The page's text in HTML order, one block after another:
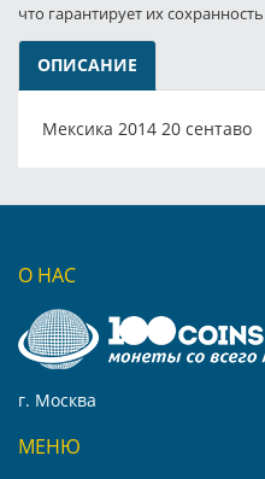
что гарантирует их
ОПИСАНИЕ
Мексика 2014 20 сентаво
О НАС
г. Москва
МЕНЮ